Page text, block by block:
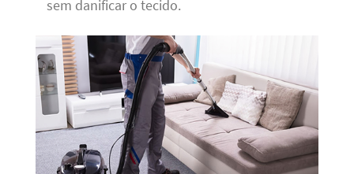
sem danificar o tecido.